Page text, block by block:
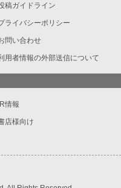
稿ガイドライン
ライバシーポリシー
問い合わせ
用者情報の外部送信について
情報
店様向け